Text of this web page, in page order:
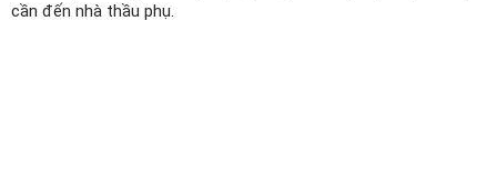
cần đến nhà thầu phụ.